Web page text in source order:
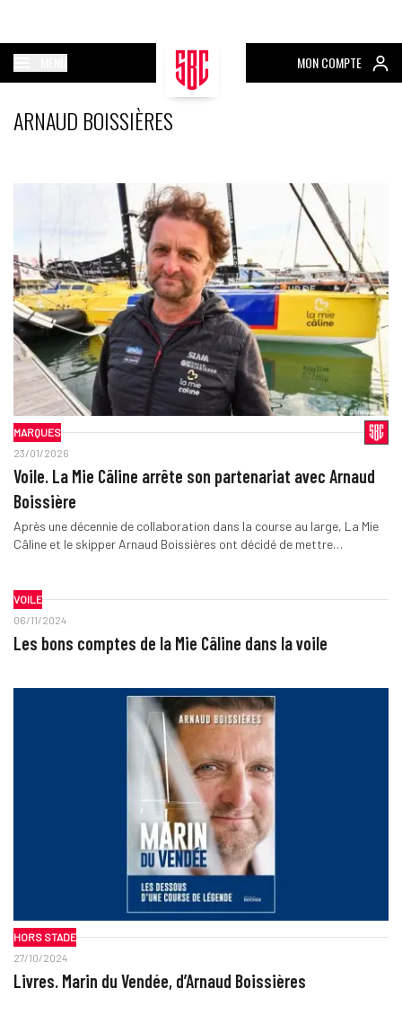
MON COMPTE
ARNAUD BOISSIÈRES
MARQUES
23/01/2026
Voile. La Mie Câline arrête son partenariat avec Arnaud
Boissière
Après une décennie de collaboration dans la course au large, La Mie
Câline et le skipper Arnaud Boissières ont décidé de mettre…
VOILE
06/11/2024
Les bons comptes de la Mie Câline dans la voile
HORS STADE
27/10/2024
Livres. Marin du Vendée, d’Arnaud Boissières